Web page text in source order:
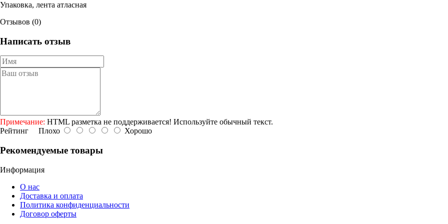
Упаковка, лента атласная
Отзывов (0)
Написать отзыв
Примечание: HTML разметка не поддерживается! Используйте обычный текст.
Рейтинг Плохо
Хорошо
Рекомендуемые товары
Информация
О нас
Доставка и оплата
Политика конфиденциальности
Договор оферты